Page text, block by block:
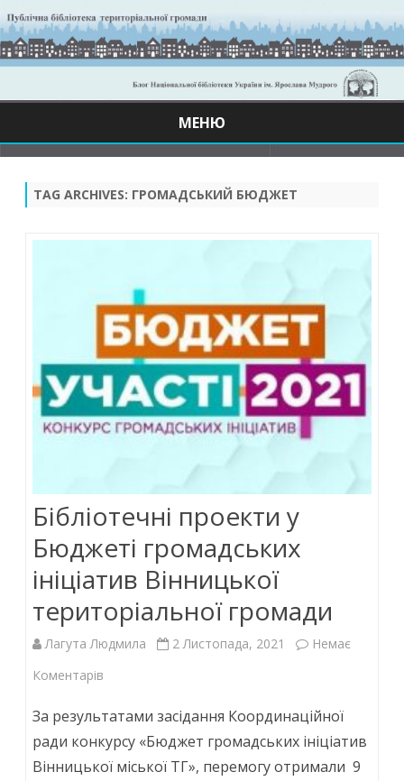
МЕНЮ
TAG ARCHIVES: ГРОМАДСЬКИЙ БЮДЖЕТ
Бібліотечні проекти у
Бюджеті громадських
ініціатив Вінницької
територіальної громади
Лагута Людмила 2 Листопада, 2021
Немає
Коментарів
проекти
у
За результатами засідання Координаційної
ради конкурсу «Бюджет громадських ініціатив
Вінницької міської ТГ», перемогу отримали 9